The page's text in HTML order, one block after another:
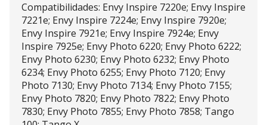
Compatibilidades: Envy Inspire 7220e; Envy Inspire
7221e; Envy Inspire 7224e; Envy Inspire 7920e;
Envy Inspire 7921e; Envy Inspire 7924e; Envy
Inspire 7925e; Envy Photo 6220; Envy Photo 6222;
Envy Photo 6230; Envy Photo 6232; Envy Photo
6234; Envy Photo 6255; Envy Photo 7120; Envy
Photo 7130; Envy Photo 7134; Envy Photo 7155;
Envy Photo 7820; Envy Photo 7822; Envy Photo
7830; Envy Photo 7855; Envy Photo 7858; Tango